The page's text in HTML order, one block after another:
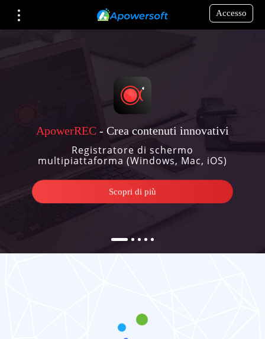
Accesso
ApowerREC - Crea contenuti innovativi
Registratore di schermo
multipiattaforma (Windows, Mac, iOS)
Scopri di più